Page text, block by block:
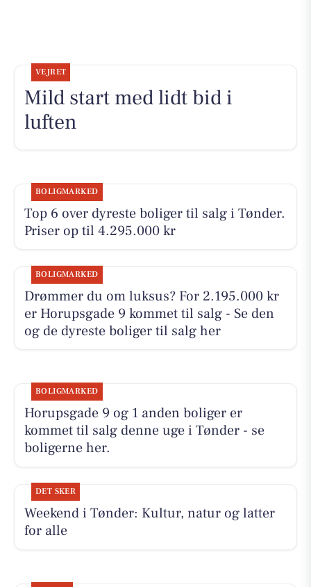
VEJRET
Mild start med lidt bid i
luften
BOLIGMARKED
Top 6 over dyreste boliger til salg i Tønder.
Priser op til 4.295.000 kr
BOLIGMARKED
Drømmer du om luksus? For 2.195.000 kr
er Horupsgade 9 kommet til salg - Se den
og de dyreste boliger til salg her
BOLIGMARKED
Horupsgade 9 og 1 anden boliger er
kommet til salg denne uge i Tønder - se
boligerne her.
DET SKER
Weekend i Tønder: Kultur, natur og latter
for alle